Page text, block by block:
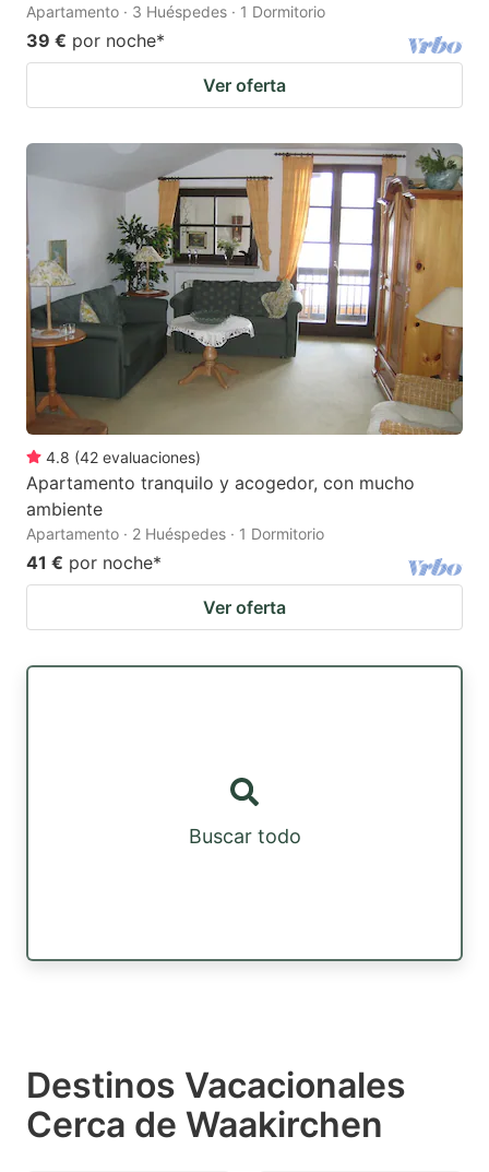
Apartamento · 3 Huéspedes · 1 Dormitorio
39 € por noche*
Ver oferta
4.8 (42 evaluaciones)
Apartamento tranquilo y acogedor, con mucho
ambiente
Apartamento · 2 Huéspedes · 1 Dormitorio
41 € por noche*
Ver oferta
Buscar todo
Destinos Vacacionales
Cerca de Waakirchen